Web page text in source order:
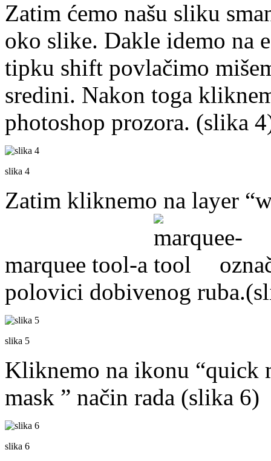
Zatim ćemo našu sliku
oko slike. Dakle idemo na
tipku shift povlačimo
sredini. Nakon toga
photoshop prozora. (slika
slika 4
Zatim kliknemo na layer
marquee tool-a
polovici dobivenog
slika 5
Kliknemo na ikonu “quick
mask ” način rada (slika 6)
slika 6